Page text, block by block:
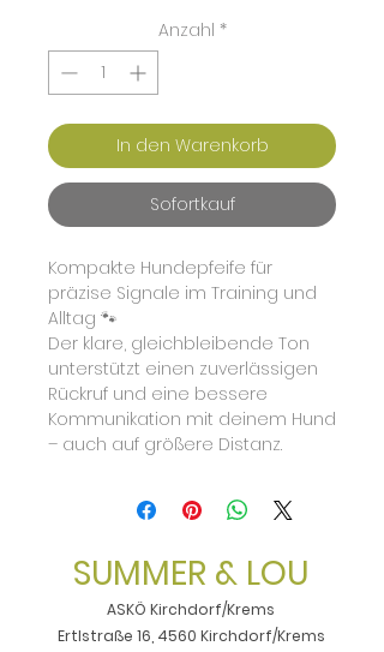
Anzahl *
In den Warenkorb
Sofortkauf
Kompakte Hundepfeife für
präzise Signale im Training und
Alltag 🐾
Der klare, gleichbleibende Ton
unterstützt einen zuverlässigen
Rückruf und eine bessere
Kommunikation mit deinem Hund
– auch auf größere Distanz.
SUMMER & LOU
ASKÖ Kirchdorf/Krems
Ertlstraße 16, 4560 Kirchdorf/Krems